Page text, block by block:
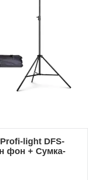
light DFS-
фон + Сумка-